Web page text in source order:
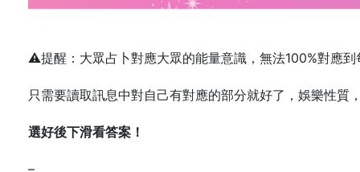
⚠️提醒：大眾占卜對應大眾的能量意識，無法100%對應
只需要讀取訊息中對自己有對應的部分就好了，娛樂性質
選好後下滑看答案！
–